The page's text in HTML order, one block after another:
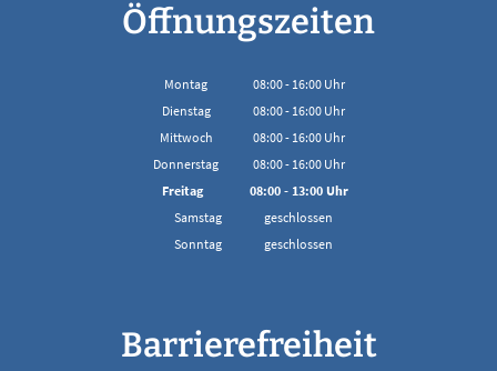
Öffnungszeiten
Montag 08:00- 16:00Uhr
Von 08:00 bis 16:00 Uhr
Dienstag 08:00- 16:00Uhr
Von 08:00 bis 16:00 Uhr
Mittwoch 08:00- 16:00Uhr
Von 08:00 bis 16:00 Uhr
Donnerstag 08:00- 16:00Uhr
Von 08:00 bis 16:00 Uhr
Freitag 08:00- 13:00Uhr
Von 08:00 bis 13:00 Uhr
Samstag
geschlossen
Sonntag
geschlossen
Barrierefreiheit